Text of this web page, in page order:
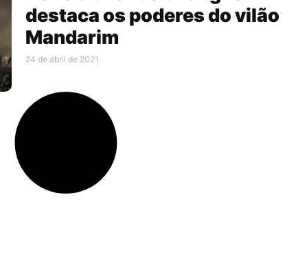
destaca os poderes do vilão
Mandarim
24 de abril de 2021